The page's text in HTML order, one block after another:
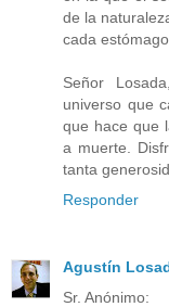
de la
cada
Señor
universo que
que hace que
a muerte.
tanta
Responder
Agustín
Sr. Anónimo: